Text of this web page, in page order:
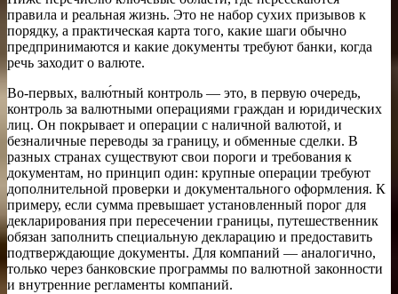
правила и реальная жизнь. Это не набор сухих призывов к
порядку, а практическая карта того, какие шаги обычно
предпринимаются и какие документы требуют банки, когда
речь заходит о валюте.
Во-первых, валю́тный контроль — это, в первую очередь,
контроль за валютными операциями граждан и юридических
лиц. Он покрывает и операции с наличной валютой, и
безналичные переводы за границу, и обменные сделки. В
разных странах существуют свои пороги и требования к
документам, но принцип один: крупные операции требуют
дополнительной проверки и документального оформления. К
примеру, если сумма превышает установленный порог для
декларирования при пересечении границы, путешественник
обязан заполнить специальную декларацию и предоставить
подтверждающие документы. Для компаний — аналогично,
только через банковские программы по валютной законности
и внутренние регламенты компаний.